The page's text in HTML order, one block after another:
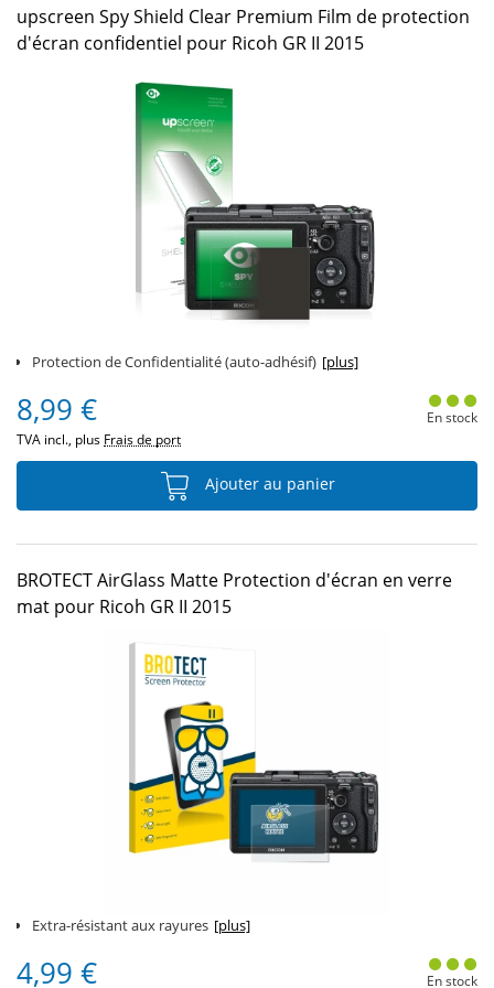
upscreen Spy Shield Clear Premium Film de protection
d'écran confidentiel pour Ricoh GR II 2015
Protection de Confidentialité (auto-adhésif) [plus]
8,99 €
TVA incl., plus Frais de port
En stock
Ajouter au panier
BROTECT AirGlass Matte Protection d'écran en verre
mat pour Ricoh GR II 2015
Extra-résistant aux rayures [plus]
4,99 € En stock